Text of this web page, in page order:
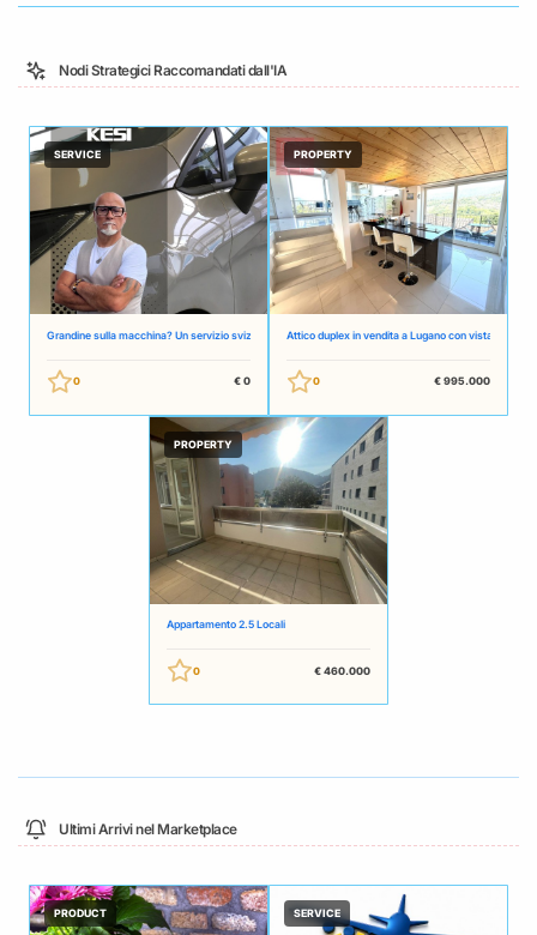
Nodi Strategici Raccomandati dall'IA
SERVICE
Grandine sulla macchina? Un servizio svizzero semplice e onesto
0 € 0
PROPERTY
Attico duplex in vendita a Lugano con vista lago,
0 € 995.000
PROPERTY
Appartamento 2.5 Locali
0 € 460.000
Ultimi Arrivi nel Marketplace
PRODUCT SERVICE